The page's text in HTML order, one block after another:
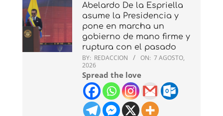
Abelardo De la Espriella
asume la Presidencia y
pone en marcha un
gobierno de mano firme y
ruptura con el pasado
BY: REDACCION ON: 7 AGOSTO,
2026
Spread the love